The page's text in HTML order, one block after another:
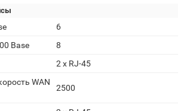
6
Base
8
2 х RJ-45
WAN
2500